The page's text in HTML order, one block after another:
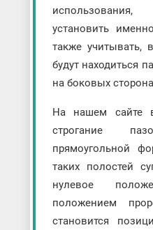
установить
также учитывать,
будут находиться
на боковых
На нашем сайте
строгание
прямоугольной
таких полостей
нулевое
положением
становится